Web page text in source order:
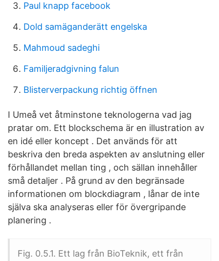
Paul knapp facebook
Dold samäganderätt engelska
Mahmoud sadeghi
Familjeradgivning falun
Blisterverpackung richtig öffnen
I Umeå vet åtminstone teknologerna vad jag
pratar om. Ett blockschema är en illustration av
en idé eller koncept . Det används för att
beskriva den breda aspekten av anslutning eller
förhållandet mellan ting , och sällan innehåller
små detaljer . På grund av den begränsade
informationen om blockdiagram , lånar de inte
själva ska analyseras eller för övergripande
planering .
Fig. 0.5.1. Ett lag från BioTeknik, ett från